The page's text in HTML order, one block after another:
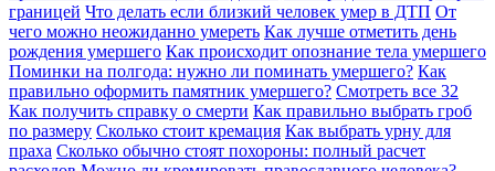
границей Что делать если близкий человек умер в ДТП От
чего можно неожиданно умереть Как лучше отметить день
рождения умершего Как происходит опознание тела умершего
Поминки на полгода: нужно ли поминать умершего? Как
правильно оформить памятник умершего? Смотреть все 32
Как получить справку о смерти Как правильно выбрать гроб
по размеру Сколько стоит кремация Как выбрать урну для
праха Сколько обычно стоят похороны: полный расчет